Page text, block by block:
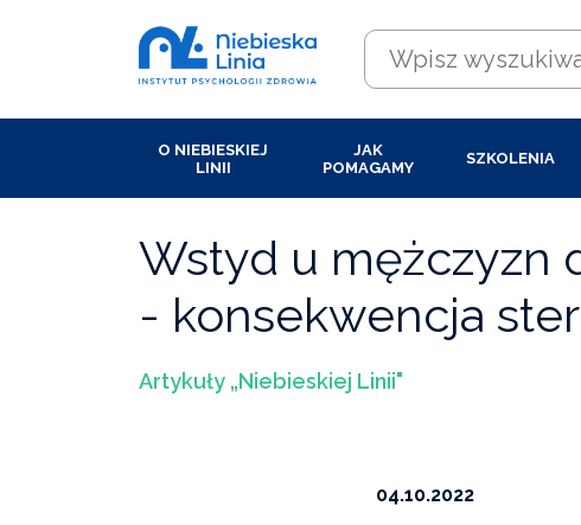
O NIEBIESKIEJ
LINII
JAK
POMAGAMY
SZKOLENIA
Wstyd u mężczyzn
- konsekwencja
Artykuły „Niebieskiej Linii"
04.10.2022